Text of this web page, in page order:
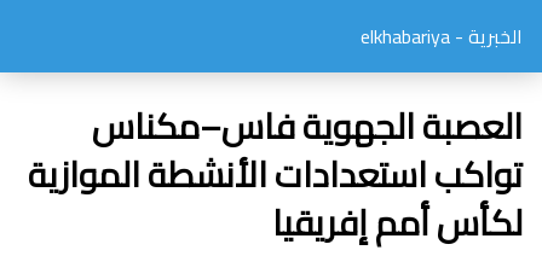
الخبرية - elkhabariya
العصبة الجهوية فاس–مكناس
تواكب استعدادات الأنشطة الموازية
لكأس أمم إفريقيا